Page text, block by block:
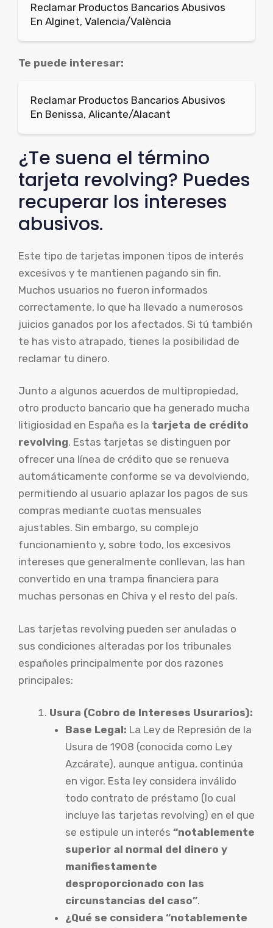
Reclamar Productos Bancarios Abusivos
En Alginet, Valencia/València
Te puede interesar:
Reclamar Productos Bancarios Abusivos
En Benissa, Alicante/Alacant
¿Te suena el término
tarjeta revolving? Puedes
recuperar los intereses
abusivos.
Este tipo de tarjetas imponen tipos de interés
excesivos y te mantienen pagando sin fin.
Muchos usuarios no fueron informados
correctamente, lo que ha llevado a numerosos
juicios ganados por los afectados. Si tú también
te has visto atrapado, tienes la posibilidad de
reclamar tu dinero.
Junto a algunos acuerdos de multipropiedad,
otro producto bancario que ha generado mucha
litigiosidad en España es la tarjeta de crédito
revolving. Estas tarjetas se distinguen por
ofrecer una línea de crédito que se renueva
automáticamente conforme se va devolviendo,
permitiendo al usuario aplazar los pagos de sus
compras mediante cuotas mensuales
ajustables. Sin embargo, su complejo
funcionamiento y, sobre todo, los excesivos
intereses que generalmente conllevan, las han
convertido en una trampa financiera para
muchas personas en Chiva y el resto del país.
Las tarjetas revolving pueden ser anuladas o
sus condiciones alteradas por los tribunales
españoles principalmente por dos razones
principales:
Usura (Cobro de Intereses Usurarios):
Base Legal: La Ley de Represión de la
Usura de 1908 (conocida como Ley
Azcárate), aunque antigua, continúa
en vigor. Esta ley considera inválido
todo contrato de préstamo (lo cual
incluye las tarjetas revolving) en el que
se estipule un interés “notablemente
superior al normal del dinero y
manifiestamente
desproporcionado con las
circunstancias del caso”.
¿Qué se considera “notablemente